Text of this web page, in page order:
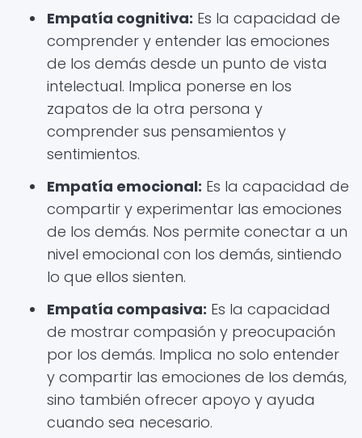
Empatía cognitiva: Es la capacidad de
comprender y entender las emociones
de los demás desde un punto de vista
intelectual. Implica ponerse en los
zapatos de la otra persona y
comprender sus pensamientos y
sentimientos.
Empatía emocional: Es la capacidad de
compartir y experimentar las emociones
de los demás. Nos permite conectar a un
nivel emocional con los demás, sintiendo
lo que ellos sienten.
Empatía compasiva: Es la capacidad
de mostrar compasión y preocupación
por los demás. Implica no solo entender
y compartir las emociones de los demás,
sino también ofrecer apoyo y ayuda
cuando sea necesario.